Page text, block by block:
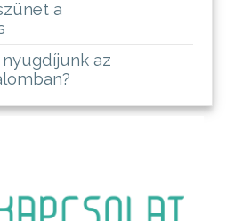
a
az